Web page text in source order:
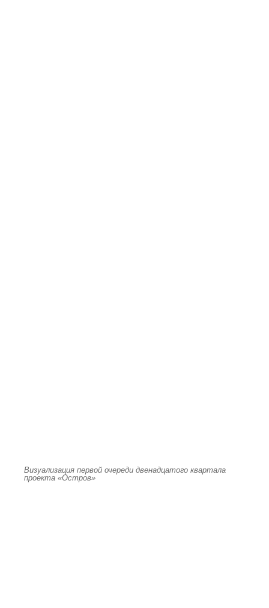
Визуализация первой очереди двенадцатого квартала
проекта «Остров»